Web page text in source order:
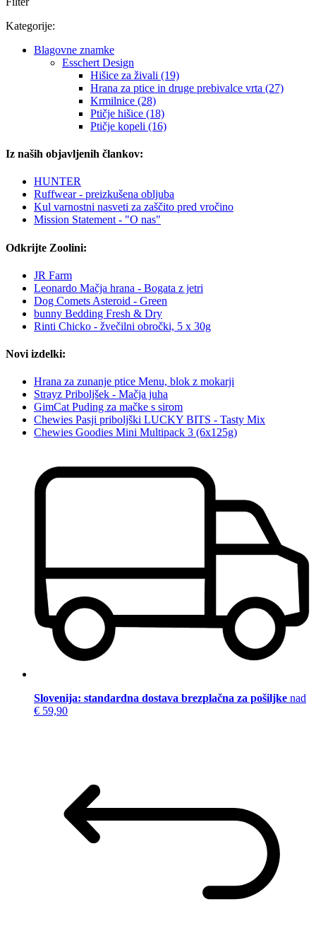
Kategorije:
Blagovne znamke
Esschert Design
Hišice za živali (19)
Hrana za ptice in druge prebivalce vrta (27)
Krmilnice (28)
Ptičje hišice (18)
Ptičje kopeli (16)
Iz naših objavljenih člankov:
HUNTER
Ruffwear - preizkušena obljuba
Kul varnostni nasveti za zaščito pred vročino
Mission Statement - "O nas"
Odkrijte Zoolini:
JR Farm
Leonardo Mačja hrana - Bogata z jetri
Dog Comets Asteroid - Green
bunny Bedding Fresh & Dry
Rinti Chicko - žvečilni obročki, 5 x 30g
Novi izdelki:
Hrana za zunanje ptice Menu, blok z mokarji
Strayz Priboljšek - Mačja juha
GimCat Puding za mačke s sirom
Chewies Pasji priboljški LUCKY BITS - Tasty Mix
Chewies Goodies Mini Multipack 3 (6x125g)
Slovenija: standardna dostava brezplačna za pošiljke nad
€ 59,90